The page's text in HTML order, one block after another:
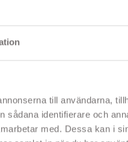
till användarna,
identifierare och
med. Dessa kan i